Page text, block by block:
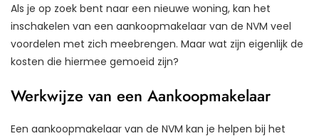
Als je op zoek bent naar een nieuwe woning, kan het
inschakelen van een aankoopmakelaar van de NVM veel
voordelen met zich meebrengen. Maar wat zijn eigenlijk de
kosten die hiermee gemoeid zijn?
Werkwijze van een Aankoopmakelaar
Een aankoopmakelaar van de NVM kan je helpen bij het